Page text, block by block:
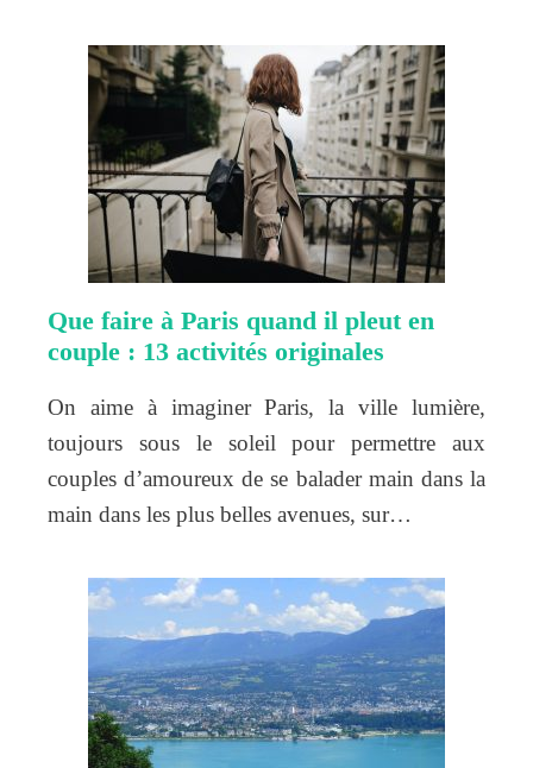
Que faire à Paris quand il pleut en
couple : 13 activités originales
On aime à imaginer Paris, la ville lumière,
toujours sous le soleil pour permettre aux
couples d’amoureux de se balader main dans la
main dans les plus belles avenues, sur…